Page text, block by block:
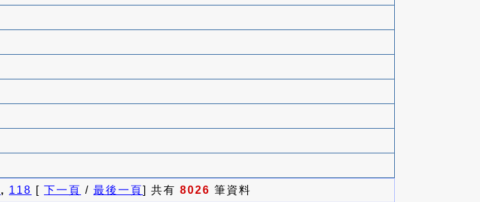
, 118 [ 下一頁 / 最後一頁] 共有 8026 筆資料